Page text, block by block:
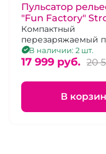
Пульсатор
"Fun Factory"
Petite
Компактный
перезаряжаемый
цвета морской
В наличии: 2 шт.
17 999 pуб. 20
В